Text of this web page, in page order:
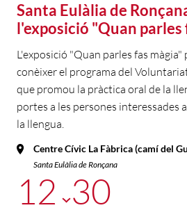
Santa Eulàlia de
l'exposició "Quan parles
L'exposició "Quan parles fas
conèixer el programa del
que promou la pràctica oral de la
portes a les persones interessades
la llengua.
Centre Cívic La Fàbrica (camí del
Santa Eulàlia de Ronçana
12 30